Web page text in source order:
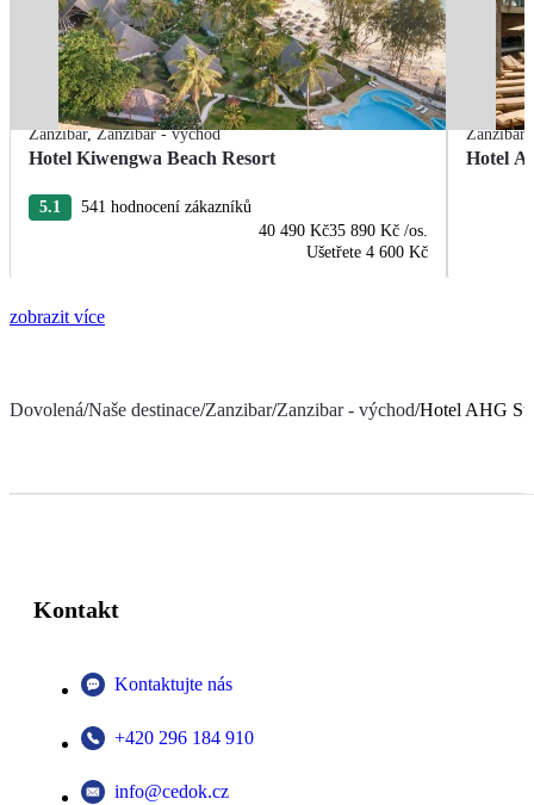
Zanzibar,Zanzibar - východ
Hotel Kiwengwa Beach Resort
5.1
541 hodnocení zákazníků
40 490 Kč35 890 Kč /os.
Ušetřete 4 600 Kč
Zanzibar
Hotel
zobrazit více
Dovolená/Naše destinace/Zanzibar/Zanzibar - východ/Hotel AHG
Kontakt
Kontaktujte nás
+420 296 184 910
info@cedok.cz